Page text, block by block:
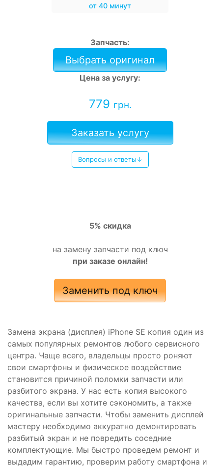
от 40 минут
Запчасть:
Выбрать оригинал
Цена за услугу:
779 грн.
Заказать услугу
Вопросы и ответы↓
5% скидка
на замену запчасти под ключ
при заказе онлайн!
Заменить под ключ
Замена экрана (дисплея) iPhone SE копия один из
самых популярных ремонтов любого сервисного
центра. Чаще всего, владельцы просто роняют
свои смартфоны и физическое воздействие
становится причиной поломки запчасти или
разбитого экрана. У нас есть копия высокого
качества, если вы хотите сэкономить, а также
оригинальные запчасти. Чтобы заменить дисплей
мастеру необходимо аккуратно демонтировать
разбитый экран и не повредить соседние
комплектующие. Мы быстро проведем ремонт и
выдадим гарантию, проверим работу смартфона и